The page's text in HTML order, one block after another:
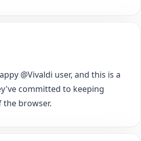
@Vivaldi user, and this is a
committed to keeping
the browser.